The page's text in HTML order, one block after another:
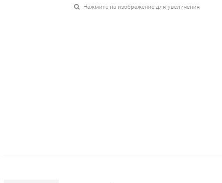
Нажмите на изображение для увеличения